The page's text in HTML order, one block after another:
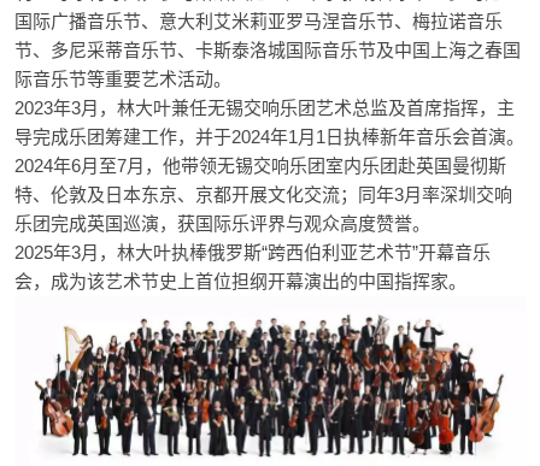
国际广播音乐节、意大利艾米莉亚罗马涅音乐节、梅拉诺音乐
节、多尼采蒂音乐节、卡斯泰洛城国际音乐节及中国上海之春国
际音乐节等重要艺术活动。
2023年3月，林大叶兼任无锡交响乐团艺术总监及首席指挥，主
导完成乐团筹建工作，并于2024年1月1日执棒新年音乐会首演。
2024年6月至7月，他带领无锡交响乐团室内乐团赴英国曼彻斯
特、伦敦及日本东京、京都开展文化交流；同年3月率深圳交响
乐团完成英国巡演，获国际乐评界与观众高度赞誉。
2025年3月，林大叶执棒俄罗斯“跨西伯利亚艺术节”开幕音乐
会，成为该艺术节史上首位担纲开幕演出的中国指挥家。